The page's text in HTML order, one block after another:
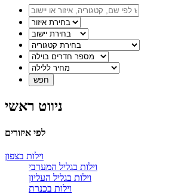
ניווט ראשי
לפי איזורים
וילות בצפון
וילות בגליל המערבי
וילות בגליל העליון
וילות בכנרת